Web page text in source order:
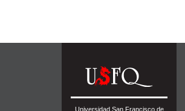
Universidad San Francisco de